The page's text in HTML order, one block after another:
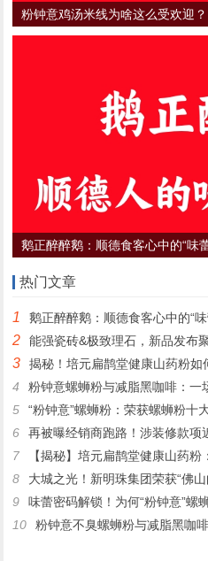
粉钟意鸡汤米线为啥这么受欢迎？
鹅正醉醉鹅：顺德食客心中的“味
热门文章
1 鹅正醉醉鹅：顺德食客心中的“味蕾
2 能强瓷砖&极致理石，新品发布
3
揭秘！培元扁鹊堂健康山药粉如何征服高
4
粉钟意螺蛳粉与减脂黑咖啡：一
5
“粉钟意”螺蛳粉：荣获螺蛳粉十
6
再被曝经销商跑路！涉装修款项
7
【揭秘】培元扁鹊堂健康山药粉：
8
大城之光！新明珠集团荣获“佛
9
味蕾密码解锁！为何“粉钟意”螺
10
粉钟意不臭螺蛳粉与减脂黑咖